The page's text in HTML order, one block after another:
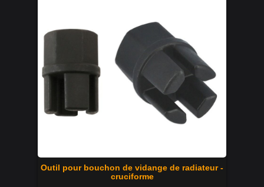
Outil pour bouchon de vidange de radiateur -
cruciforme